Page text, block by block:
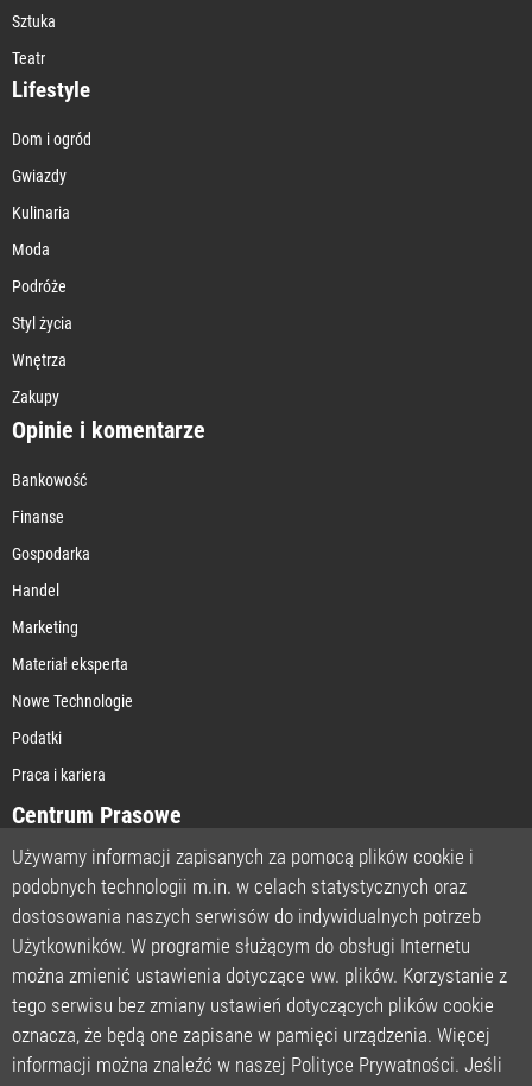
Sztuka
Teatr
Lifestyle
Dom i ogród
Gwiazdy
Kulinaria
Moda
Podróże
Styl życia
Wnętrza
Zakupy
Opinie i komentarze
Bankowość
Finanse
Gospodarka
Handel
Marketing
Materiał eksperta
Nowe Technologie
Podatki
Praca i kariera
Centrum Prasowe
STRONA GŁÓWNA
O NAS
POLITYKA PRYWATNOŚCI
REGULAMIN
LICENCJA
Używamy informacji zapisanych za pomocą plików cookie i
podobnych technologii m.in. w celach statystycznych oraz
dostosowania naszych serwisów do indywidualnych potrzeb
Użytkowników. W programie służącym do obsługi Internetu
można zmienić ustawienia dotyczące ww. plików. Korzystanie z
tego serwisu bez zmiany ustawień dotyczących plików cookie
oznacza, że będą one zapisane w pamięci urządzenia. Więcej
informacji można znaleźć w naszej Polityce Prywatności. Jeśli